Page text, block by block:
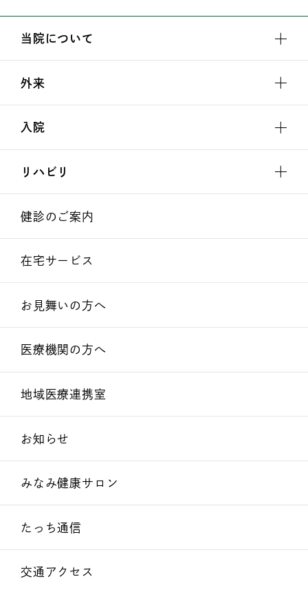
当院について
外来
入院
リハビリ
健診のご案内
在宅サービス
お見舞いの方へ
医療機関の方へ
地域医療連携室
お知らせ
みなみ健康サロン
たっち通信
交通アクセス